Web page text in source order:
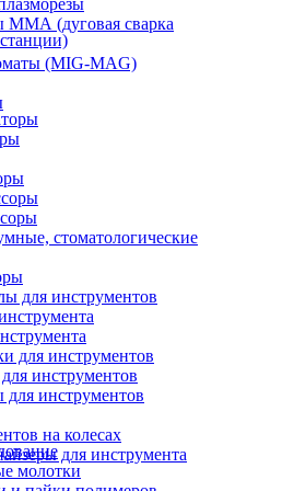
ММА (дуговая сварка
(MIG-MAG)
стоматологические
для инструментов
для инструментов
инструментов
инструментов
на колесах
для инструмента
молотки